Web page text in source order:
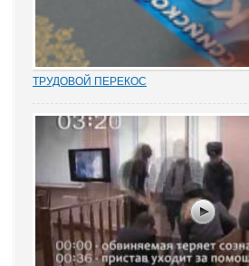
ТРУДОВОЙ ПЕРЕКОС
правосудия. Причем, зафиксированным
нормах закона. Например,...